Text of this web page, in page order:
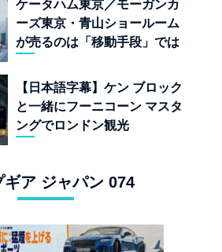
ケータハム東京／モーガンカ
ーズ東京・青山ショールーム
が売るのは「移動手段」では
【日本語字幕】ケン ブロック
と一緒にフーニコーン マスタ
ングでロンドン観光
ギア ジャパン 074